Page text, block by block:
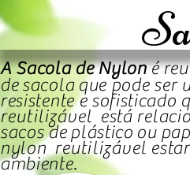
A Sacola de Nyloné
desacola que pode ser
resistente e sofisticado
reutilizável está
sacos de plástico ou
nylonreutilizável
ambiente.